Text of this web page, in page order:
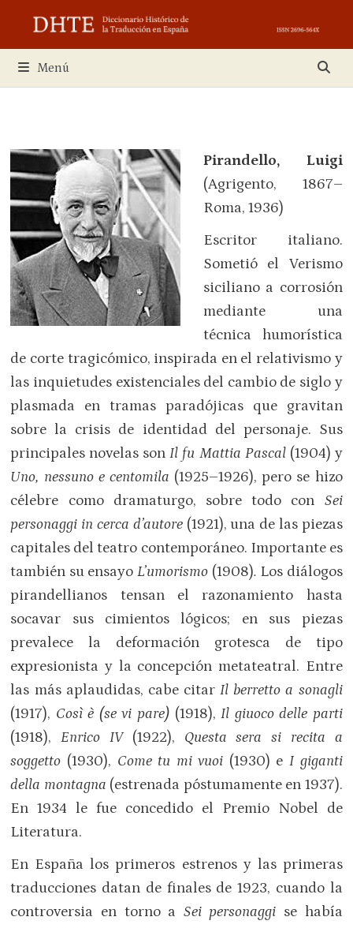
contenido
Menú
Pirandello, Luigi
(Agrigento, 1867–
Roma, 1936)
Escritor italiano.
Sometió el Verismo
siciliano a corrosión
mediante una
técnica humorística
de corte tragicómico, inspirada en el relativismo y
las inquietudes existenciales del cambio de siglo y
plasmada en tramas paradójicas que gravitan
sobre la crisis de identidad del personaje. Sus
principales novelas sonIl fu Mattia Pascal (1904) y
Uno, nessuno e centomila (1925–1926), pero se hizo
célebre como dramaturgo, sobre todo con Sei
personaggi in cerca d’autore (1921), una de las piezas
capitales del teatro contemporáneo. Importante es
también su ensayo L’umorismo (1908). Los diálogos
pirandellianos tensan el razonamiento hasta
socavar sus cimientos lógicos; en sus piezas
prevalece la deformación grotesca de tipo
expresionista y la concepción metateatral. Entre
las más aplaudidas, cabe citarIl berretto a sonagli
(1917), Così è (se vi pare) (1918),Il giuoco delle parti
(1918),Enrico IV (1922), Questa sera si recita a
soggetto (1930), Come tu mi vuoi (1930) eI giganti
della montagna (estrenada póstumamente en 1937).
En 1934 le fue concedido el Premio Nobel de
Literatura.
En España los primeros estrenos y las primeras
traducciones datan de finales de 1923, cuando la
controversia en torno a Sei personaggi se había